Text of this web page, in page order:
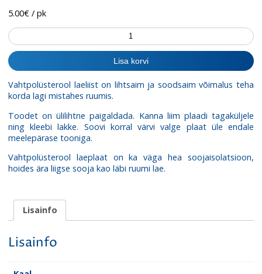
5.00€/ pk
Laeliist
Exclusive
B-
5
Lisa korvi
Vahtpolüsterool laeliist on lihtsaim ja soodsaim võimalus teha
korda lagi mistahes ruumis.
Toodet on ülilihtne paigaldada. Kanna liim plaadi tagaküljele
ning kleebi lakke. Soovi korral värvi valge plaat üle endale
meelepärase tooniga.
Vahtpolüsterool laeplaat on ka väga hea soojaisolatsioon,
hoides ära liigse sooja kao läbi ruumi lae.
Lisainfo
Lisainfo